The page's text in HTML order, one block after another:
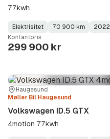
77kwh
Fuel
Type:
Elektrisitet
Kilometerstand:
70 900 km
Model
Year:
2022
Gearbox
Type:
Kontantpris
299 900 kr
Sted:Haugesund
Forhandler:
Møller Bil Haugesund
Volkswagen ID.5 GTX
4motion 77kwh